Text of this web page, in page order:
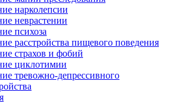
нарколепсии
неврастении
психоза
расстройства пищевого поведения
страхов и фобий
циклотимии
тревожно-депрессивного